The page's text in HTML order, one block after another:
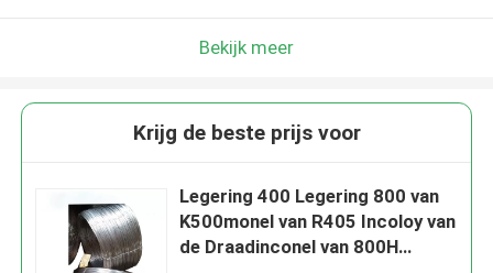
Bekijk meer
Krijg de beste prijs voor
Legering 400 Legering 800 van
K500monel van R405 Incoloy van
de Draadinconel van 800H